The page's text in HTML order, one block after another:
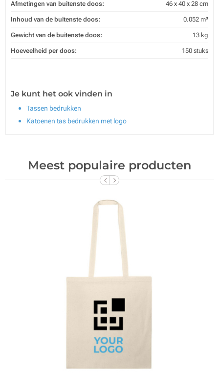
Afmetingen van buitenste doos: 46 x 40 x 28 cm
Inhoud van de buitenste doos: 0.052 m³
Gewicht van de buitenste doos: 13 kg
Hoeveelheid per doos: 150 stuks
Je kunt het ook vinden in
Tassen bedrukken
Katoenen tas bedrukken met logo
Meest populaire producten